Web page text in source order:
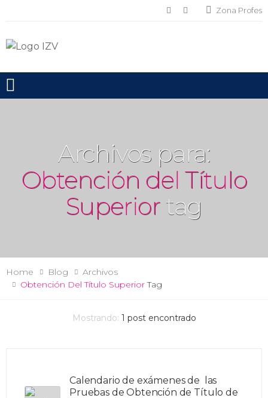
Zona Profes
Toggle mobile menu
Archivos para:
Obtención del Título
Superiortag
Home Blog
Archivos
Obtención Del Título SuperiorTag
Mostrando: 1 post encontrado
Calendario de exámenes de las
Pruebas de Obtención de Título de